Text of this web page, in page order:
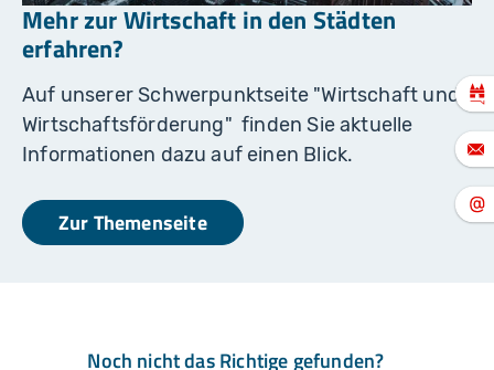
Mehr zur Wirtschaft in den Städten
erfahren?
Auf unserer Schwerpunktseite "Wirtschaft und
Wirtschaftsförderung" finden Sie aktuelle
Informationen dazu auf einen Blick.
Zur Themenseite
Noch nicht das Richtige gefunden?